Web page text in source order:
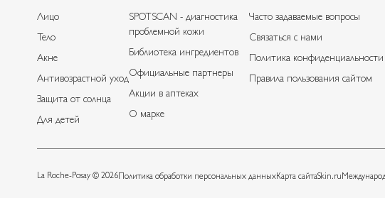
Лицо
Тело
Акне
Антивозрастной уход
Защита от солнца
Для детей
SPOTSCAN - диагностика
проблемной кожи
Библиотека ингредиентов
Официальные партнеры
Акции в аптеках
О марке
Часто задаваемые вопросы
Связаться с нами
Политика конфиденциальности
Правила пользования сайтом​
La Roche-Posay © 2026Политика обработки персональных данныхКарта сайтаSkin.ru